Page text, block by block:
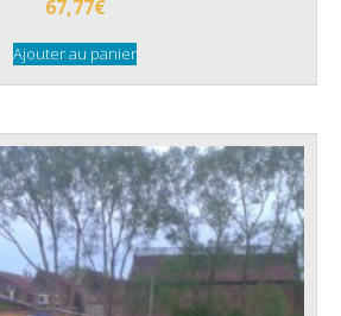
67,77€
Ajouter au panier